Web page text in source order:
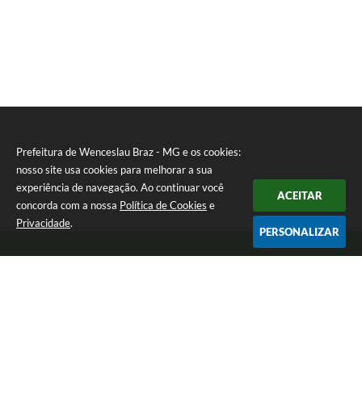
Prefeitura de Wenceslau Braz - MG e os cookies:
nosso site usa cookies para melhorar a sua
experiência de navegação. Ao continuar você
concorda com a nossa Política de Cookies e
Privacidade.
ACEITAR
PERSONALIZAR
Telefone: (35) 99971-1768